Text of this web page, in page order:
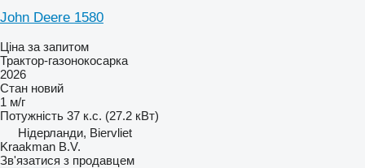
John Deere 1580
Ціна за запитом
Трактор-газонокосарка
2026
Стан новий
1 м/г
Потужність 37 к.с. (27.2 кВт)
Нідерланди, Biervliet
Kraakman B.V.
Зв'язатися з продавцем